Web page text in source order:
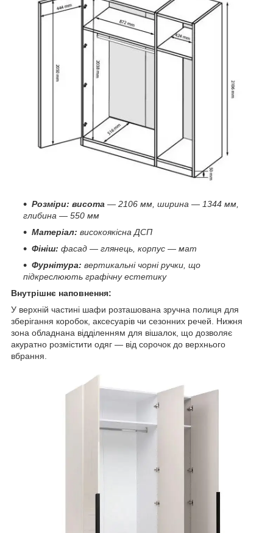
Розміри: висота — 2106 мм, ширина — 1344 мм,
глибина — 550 мм
Матеріал: високоякісна ДСП
Фініш: фасад — глянець, корпус — мат
Фурнітура: вертикальні чорні ручки, що
підкреслюють графічну естетику
Внутрішнє наповнення:
У верхній частині шафи розташована зручна полиця для
зберігання коробок, аксесуарів чи сезонних речей. Нижня
зона обладнана відділенням для вішалок, що дозволяє
акуратно розмістити одяг — від сорочок до верхнього
вбрання.